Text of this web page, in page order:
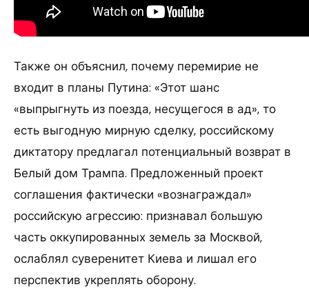
Также он объяснил, почему перемирие не
входит в планы Путина: «Этот шанс
«выпрыгнуть из поезда, несущегося в ад», то
есть выгодную мирную сделку, российскому
диктатору предлагал потенциальный возврат в
Белый дом Трампа. Предложенный проект
соглашения фактически «вознаграждал»
российскую агрессию: признавал большую
часть оккупированных земель за Москвой,
ослаблял суверенитет Киева и лишал его
перспектив укреплять оборону.